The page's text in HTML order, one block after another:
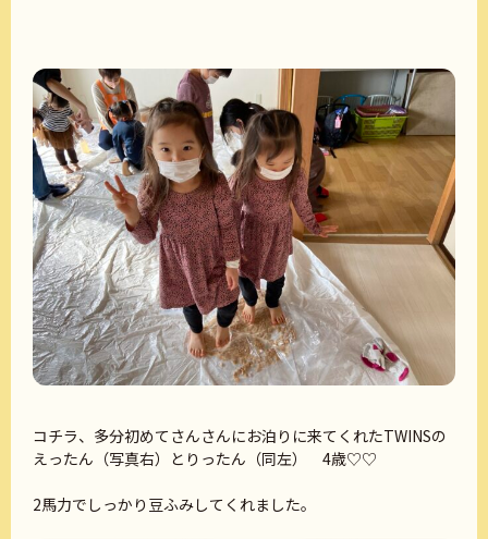
コチラ、多分初めてさんさんにお泊りに来てくれたTWINSの
えったん（写真右）とりったん（同左） 4歳♡♡
2馬力でしっかり豆ふみしてくれました。